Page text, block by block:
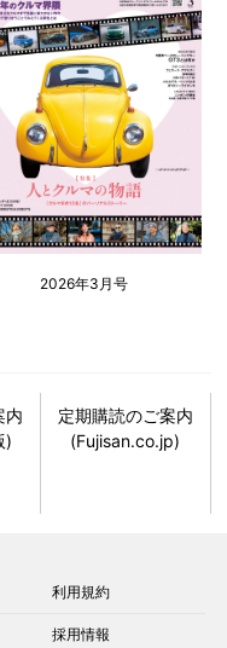
2026年3月号
内
)
定期購読のご案内
(Fujisan.co.jp)
利用規約
採用情報